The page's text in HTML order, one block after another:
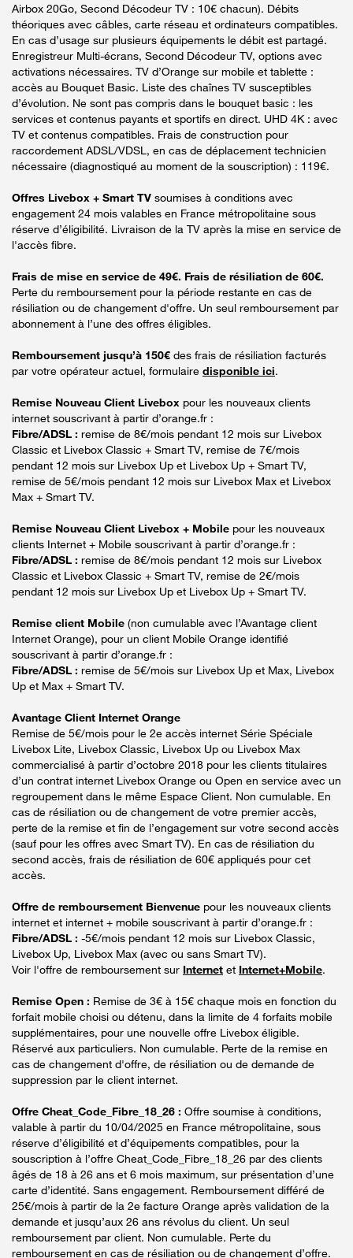
Airbox 20Go, Second Décodeur TV : 10€ chacun). Débits
théoriques avec câbles, carte réseau et ordinateurs compatibles.
En cas d’usage sur plusieurs équipements le débit est partagé.
Enregistreur Multi-écrans, Second Décodeur TV, options avec
activations nécessaires. TV d’Orange sur mobile et tablette :
accès au Bouquet Basic. Liste des chaînes TV susceptibles
d’évolution. Ne sont pas compris dans le bouquet basic : les
services et contenus payants et sportifs en direct. UHD 4K : avec
TV et contenus compatibles. Frais de construction pour
raccordement ADSL/VDSL, en cas de déplacement technicien
nécessaire (diagnostiqué au moment de la souscription) : 119€.
Offres Livebox + Smart TV soumises à conditions avec
engagement 24 mois valables en France métropolitaine sous
réserve d’éligibilité. Livraison de la TV après la mise en service de
l'accès fibre.
Frais de mise en service de 49€. Frais de résiliation de 60€.
Perte du remboursement pour la période restante en cas de
résiliation ou de changement d'offre. Un seul remboursement par
abonnement à l’une des offres éligibles.
Remboursement jusqu’à 150€ des frais de résiliation facturés
par votre opérateur actuel, formulaire disponible ici.
Remise Nouveau Client Livebox pour les nouveaux clients
internet souscrivant à partir d’orange.fr :
Fibre/ADSL : remise de 8€/mois pendant 12 mois sur Livebox
Classic et Livebox Classic + Smart TV, remise de 7€/mois
pendant 12 mois sur Livebox Up et Livebox Up + Smart TV,
remise de 5€/mois pendant 12 mois sur Livebox Max et Livebox
Max + Smart TV.
Remise Nouveau Client Livebox + Mobile pour les nouveaux
clients Internet + Mobile souscrivant à partir d’orange.fr :
Fibre/ADSL : remise de 8€/mois pendant 12 mois sur Livebox
Classic et Livebox Classic + Smart TV, remise de 2€/mois
pendant 12 mois sur Livebox Up et Livebox Up + Smart TV.
Remise client Mobile (non cumulable avec l’Avantage client
Internet Orange), pour un client Mobile Orange identifié
souscrivant à partir d’orange.fr :
Fibre/ADSL : remise de 5€/mois sur Livebox Up et Max, Livebox
Up et Max + Smart TV.
Avantage Client Internet Orange
Remise de 5€/mois pour le 2e accès internet Série Spéciale
Livebox Lite, Livebox Classic, Livebox Up ou Livebox Max
commercialisé à partir d’octobre 2018 pour les clients titulaires
d’un contrat internet Livebox Orange ou Open en service avec un
regroupement dans le même Espace Client. Non cumulable. En
cas de résiliation ou de changement de votre premier accès,
perte de la remise et fin de l’engagement sur votre second accès
(sauf pour les offres avec Smart TV). En cas de résiliation du
second accès, frais de résiliation de 60€ appliqués pour cet
accès.
Offre de remboursement Bienvenue pour les nouveaux clients
internet et internet + mobile souscrivant à partir d’orange.fr :
Fibre/ADSL : -5€/mois pendant 12 mois sur Livebox Classic,
Livebox Up, Livebox Max (avec ou sans Smart TV).
Voir l'offre de remboursement sur Internet et Internet+Mobile.
Remise Open : Remise de 3€ à 15€ chaque mois en fonction du
forfait mobile choisi ou détenu, dans la limite de 4 forfaits mobile
supplémentaires, pour une nouvelle offre Livebox éligible.
Réservé aux particuliers. Non cumulable. Perte de la remise en
cas de changement d'offre, de résiliation ou de demande de
suppression par le client internet.
Offre Cheat_Code_Fibre_18_26 : Offre soumise à conditions,
valable à partir du 10/04/2025 en France métropolitaine, sous
réserve d’éligibilité et d’équipements compatibles, pour la
souscription à l’offre Cheat_Code_Fibre_18_26 par des clients
âgés de 18 à 26 ans et 6 mois maximum, sur présentation d’une
carte d’identité. Sans engagement. Remboursement différé de
25€/mois à partir de la 2e facture Orange après validation de la
demande et jusqu’aux 26 ans révolus du client. Un seul
remboursement par client. Non cumulable. Perte du
remboursement en cas de résiliation ou de changement d’offre.